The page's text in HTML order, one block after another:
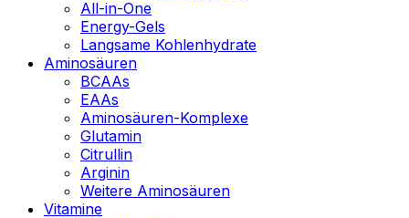
All-in-One
Energy-Gels
Langsame Kohlenhydrate
Aminosäuren
BCAAs
EAAs
Aminosäuren-Komplexe
Glutamin
Citrullin
Arginin
Weitere Aminosäuren
Vitamine